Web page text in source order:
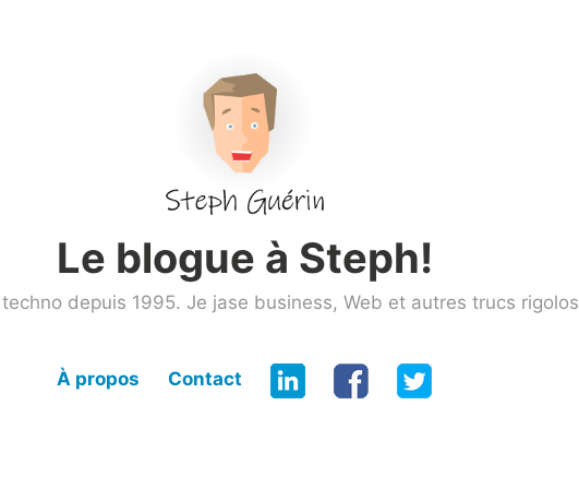
Le blogue à Steph!
depuis 1995. Je jase business, Web et autres trucs rigolos
À propos Contact